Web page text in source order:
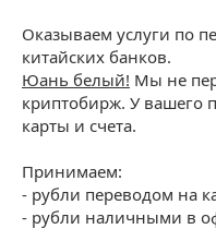
Оказываем услуги по
китайских банков.
Юань белый! Мы не
криптобирж. У вашего
карты и счета.
Принимаем:
- рубли переводом на
- рубли наличными в